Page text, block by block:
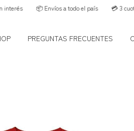
📦 Envíos a todo el país 💳 3 cuotas sin
PREGUNTAS FRECUENTES